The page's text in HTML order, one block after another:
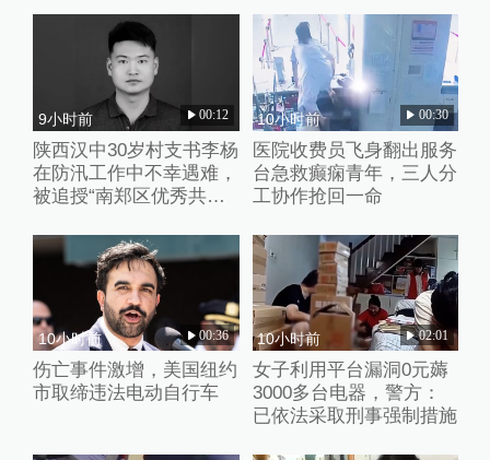
9小时前 00:12
陕西汉中30岁村支书李杨
在防汛工作中不幸遇难，
被追授“南郑区优秀共产
10小时前 00:30
医院收费员飞身翻出服务
台急救癫痫青年，三人分
工协作抢回一命
10小时前 00:36
伤亡事件激增，美国纽约
市取缔违法电动自行车
10小时前 02:01
女子利用平台漏洞0元薅
3000多台电器，警方：
已依法采取刑事强制措施